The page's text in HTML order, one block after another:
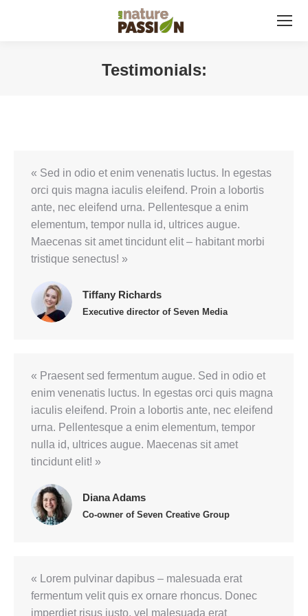
Testimonials:
« Sed in odio et enim venenatis luctus. In egestas
orci quis magna iaculis eleifend. Proin a lobortis
ante, nec eleifend urna. Pellentesque a enim
elementum, tempor nulla id, ultrices augue.
Maecenas sit amet tincidunt elit – habitant morbi
tristique senectus! »
Tiffany Richards
Executive director of Seven Media
« Praesent sed fermentum augue. Sed in odio et
enim venenatis luctus. In egestas orci quis magna
iaculis eleifend. Proin a lobortis ante, nec eleifend
urna. Pellentesque a enim elementum, tempor
nulla id, ultrices augue. Maecenas sit amet
tincidunt elit! »
Diana Adams
Co-owner of Seven Creative Group
« Lorem pulvinar dapibus – malesuada erat
fermentum velit quis ex ornare rhoncus. Donec
imperdiet risus justo, vel malesuada erat